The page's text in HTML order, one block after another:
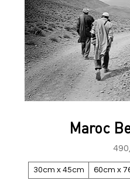
Maroc
Prix
30cm x 45cm 60cm x